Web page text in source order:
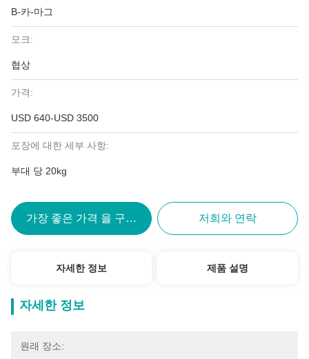
B-카-마그
모크:
협상
가격:
USD 640-USD 3500
포장에 대한 세부 사항:
부대 당 20kg
가장 좋은 가격 을 구하라 저희와 연락
자세한 정보 제품 설명
자세한 정보
원래 장소: